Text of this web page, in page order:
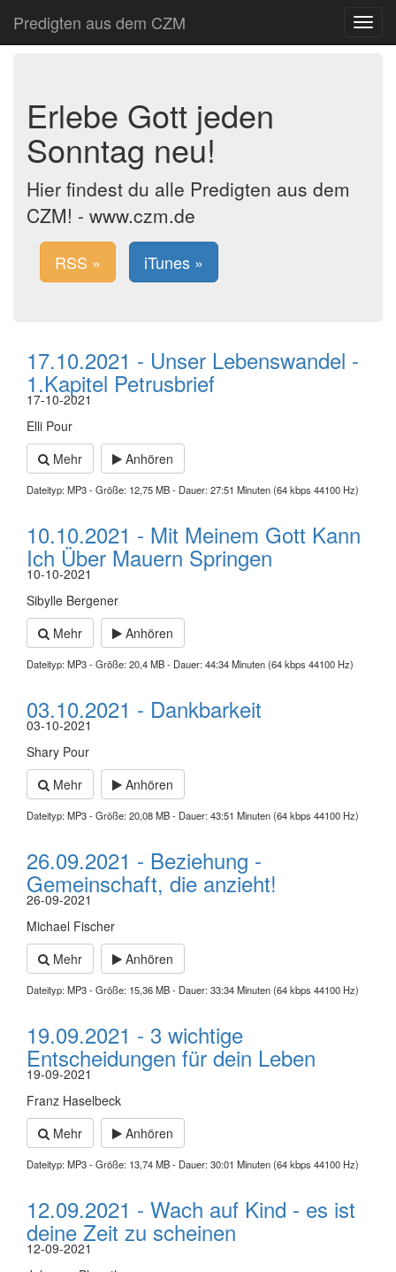
Predigten aus dem CZM
Toggle
Erlebe Gott jeden
Sonntag neu!
Hier findest du alle Predigten aus dem
CZM! - www.czm.de
RSS » iTunes »
17.10.2021 - Unser Lebenswandel -
1.Kapitel Petrusbrief
17-10-2021
Elli Pour
Mehr
Anhören
Dateityp: MP3 - Größe: 12,75 MB - Dauer: 27:51 Minuten (64 kbps 44100 Hz)
10.10.2021 - Mit Meinem Gott Kann
Ich Über Mauern Springen
10-10-2021
Sibylle Bergener
Mehr
Anhören
Dateityp: MP3 - Größe: 20,4 MB - Dauer: 44:34 Minuten (64 kbps 44100 Hz)
03.10.2021 - Dankbarkeit
03-10-2021
Shary Pour
Mehr
Anhören
Dateityp: MP3 - Größe: 20,08 MB - Dauer: 43:51 Minuten (64 kbps 44100 Hz)
26.09.2021 - Beziehung -
Gemeinschaft, die anzieht!
26-09-2021
Michael Fischer
Mehr
Anhören
Dateityp: MP3 - Größe: 15,36 MB - Dauer: 33:34 Minuten (64 kbps 44100 Hz)
19.09.2021 - 3 wichtige
Entscheidungen für dein Leben
19-09-2021
Franz Haselbeck
Mehr
Anhören
Dateityp: MP3 - Größe: 13,74 MB - Dauer: 30:01 Minuten (64 kbps 44100 Hz)
12.09.2021 - Wach auf Kind - es ist
deine Zeit zu scheinen
12-09-2021